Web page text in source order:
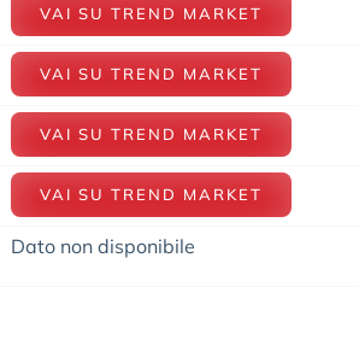
VAI SU TREND MARKET
VAI SU TREND MARKET
VAI SU TREND MARKET
VAI SU TREND MARKET
Dato non disponibile